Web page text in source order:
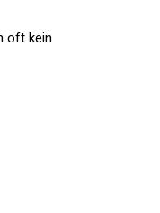
oft kein